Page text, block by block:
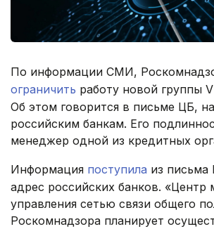
По информации СМИ,
ограничить работу новой группы
Об этом говорится в письме ЦБ,
российским банкам. Его
менеджер одной из кредитных
Информация поступила из письма
адрес российских банков. «Центр
управления сетью связи общего
Роскомнадзора планирует